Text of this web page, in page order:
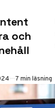
och
7 min läsning